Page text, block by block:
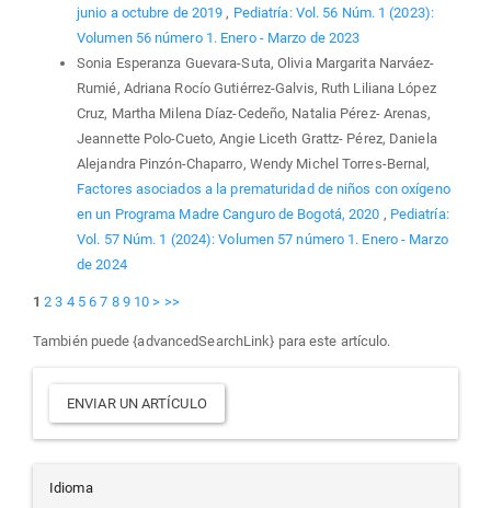
junio a octubre de 2019 , Pediatría: Vol. 56 Núm. 1 (2023):
Volumen 56 número 1. Enero - Marzo de 2023
Sonia Esperanza Guevara-Suta, Olivia Margarita Narváez-
Rumié, Adriana Rocío Gutiérrez-Galvis, Ruth Liliana López
Cruz, Martha Milena Díaz-Cedeño, Natalia Pérez- Arenas,
Jeannette Polo-Cueto, Angie Liceth Grattz- Pérez, Daniela
Alejandra Pinzón-Chaparro, Wendy Michel Torres-Bernal,
Factores asociados a la prematuridad de niños con oxígeno
en un Programa Madre Canguro de Bogotá, 2020 , Pediatría:
Vol. 57 Núm. 1 (2024): Volumen 57 número 1. Enero - Marzo
de 2024
1 2 3 4 5 6 7 8 9 10 > >>
También puede {advancedSearchLink} para este artículo.
Enviar
un
ENVIAR UN ARTÍCULO
Idioma